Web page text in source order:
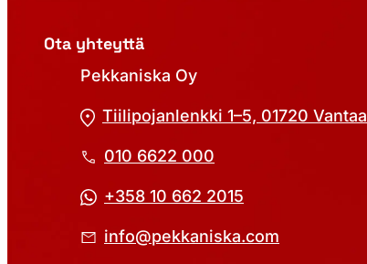
Ota yhteyttä
Pekkaniska Oy
Tiilipojanlenkki 1–5, 01720 Vantaa
010 6622 000
+358 10 662 2015
info@pekkaniska.com